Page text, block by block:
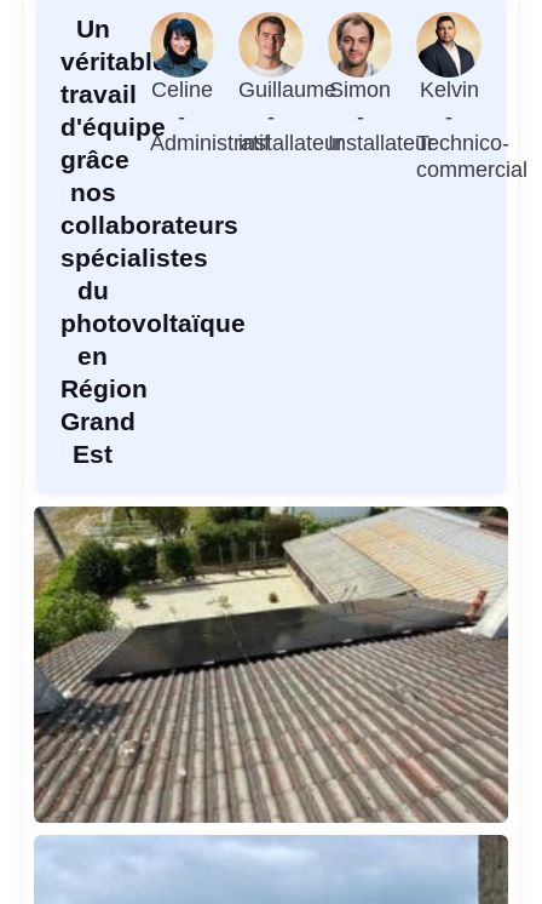
Un
véritable
travail
d'équipe
grâce
nos
collaborateurs
spécialistes
du
photovoltaïque
en
Région
Grand
Est
Celine
-
Administratif
Guillaume
-
installateur
Simon
-
Installateur
Kelvin
-
Technico-
commercial